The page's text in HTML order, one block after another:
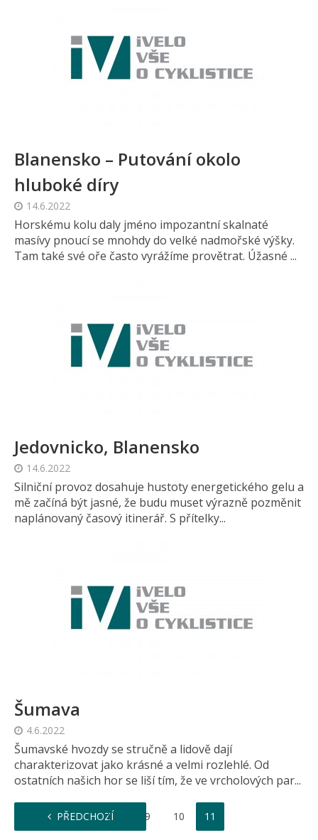
Blanensko – Putování okolo
hluboké díry
14.6.2022
Horskému kolu daly jméno impozantní skalnaté
masívy pnoucí se mnohdy do velké nadmořské výšky.
Tam také své oře často vyrážíme provětrat. Úžasné ...
Jedovnicko, Blanensko
14.6.2022
Silniční provoz dosahuje hustoty energetického gelu a
mě začíná být jasné, že budu muset výrazně pozměnit
naplánovaný časový itinerář. S přítelky...
Šumava
4.6.2022
Šumavské hvozdy se stručně a lidově dají
charakterizovat jako krásné a velmi rozlehlé. Od
ostatních našich hor se liší tím, že ve vrcholových par...
PŘEDCHOZÍ
1 … 9 10 11